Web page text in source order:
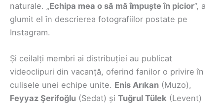
naturale. „Echipa mea o să mă împuște în picior”, a
glumit el în descrierea fotografiilor postate pe
Instagram.
Și ceilalți membri ai distribuției au publicat
videoclipuri din vacanță, oferind fanilor o privire în
culisele unei echipe unite. Enis Arıkan (Muzo),
Feyyaz Şerifoğlu (Sedat) și Tuğrul Tülek (Levent)